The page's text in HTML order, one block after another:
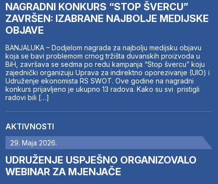
NAGRADNI KONKURS “STOP ŠVERCU”
ZAVRŠEN: IZABRANE NAJBOLJE MEDIJSKE
OBJAVE
BANJALUKA – Dodjelom nagrada za najbolju medijsku objavu
koja se bavi problemom crnog tržišta duvanskih proizvoda u
BiH, završava se sedma po redu kampanja “Stop švercu” koju
zajednički organizuju Uprava za indirektno oporezivanje (UIO) i
Udruženje ekonomista RS SWOT. Ove godine na nagradni
konkurs prijavljeno je ukupno 13 radova. Kako su svi pristigli
radovi bili […]
AKTIVNOSTI
29. Maja 2026.
UDRUŽENJE USPJEŠNO ORGANIZOVALO
WEBINAR ZA MJENJAČE